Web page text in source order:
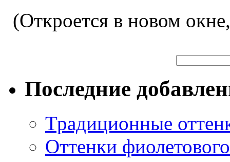
(Откроется в новом
Последние
Традиционные
Оттенки